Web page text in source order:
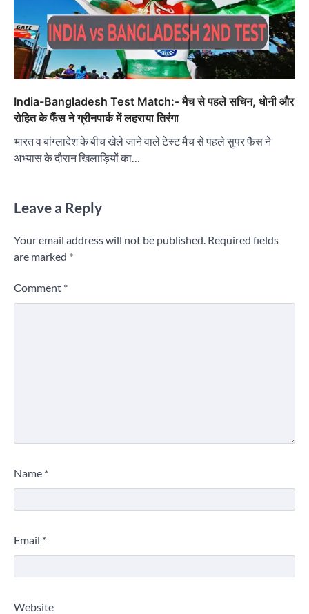
India-Bangladesh Test Match:- मैच से पहले सचिन, धोनी और
रोहित के फैंस ने ग्रीनपार्क में लहराया तिरंगा
भारत व बांग्लादेश के बीच खेले जाने वाले टेस्ट मैच से पहले सुपर फैंस ने
अभ्यास के दौरान खिलाड़ियों का…
Leave a Reply
Your email address will not be published. Required fields
are marked *
Comment *
Name *
Email *
Website